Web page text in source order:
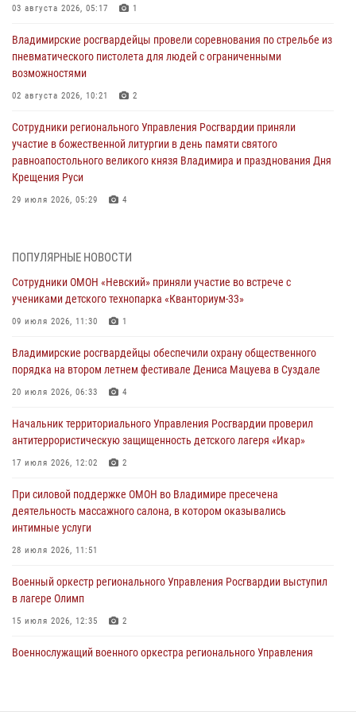
03 августа 2026, 05:17 1
Владимирские росгвардейцы провели соревнования по стрельбе из
пневматического пистолета для людей с ограниченными
возможностями
02 августа 2026, 10:21 2
Сотрудники регионального Управления Росгвардии приняли
участие в божественной литургии в день памяти святого
равноапостольного великого князя Владимира и празднования Дня
Крещения Руси
29 июля 2026, 05:29 4
интимные услуги
28 июля 2026, 11:51
Во Владимирcкой области открыли профильную Росгвардейскую
27 июля 2026, 16:43 2
Владимирские росгвардейцы обеспечили охрану общественного
20 июля 2026, 06:33 4
Военнослужащий военного оркестра регионального Управления
105-летию Центрального округа
19 июля 2026, 11:17 7
Начальник территориального Управления Росгвардии проверил
17 июля 2026, 12:02 2
ПОПУЛЯРНЫЕ НОВОСТИ
Сотрудники ОМОН «Невский» приняли участие во встрече с
учениками детского технопарка «Кванториум-33»
09 июля 2026, 11:30 1
Владимирские росгвардейцы обеспечили охрану общественного
порядка на втором летнем фестивале Дениса Мацуева в Суздале
20 июля 2026, 06:33 4
Начальник территориального Управления Росгвардии проверил
антитеррористическую защищенность детского лагеря «Икар»
17 июля 2026, 12:02 2
При силовой поддержке ОМОН во Владимире пресечена
деятельность массажного салона, в котором оказывались
интимные услуги
28 июля 2026, 11:51
Военный оркестр регионального Управления Росгвардии выступил
в лагере Олимп
15 июля 2026, 12:35 2
Военнослужащий военного оркестра регионального Управления